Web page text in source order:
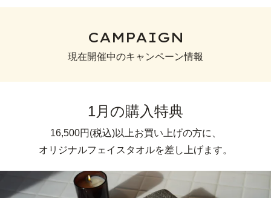
CAMPAIGN
現在開催中のキャンペーン情報
1月の購入特典
16,500円(税込)以上お買い上げの方に、
オリジナルフェイスタオルを差し上げます。